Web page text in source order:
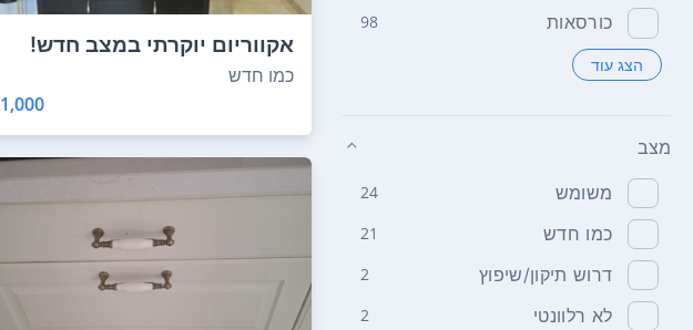
כורסאות 98
הצג עוד
מצב
משומש 24
כמו חדש 21
דרוש תיקון/שיפוץ 2
לא רלוונטי 2
אקווריום יוקרתי במצב חדש!
אקווריום איכות...
כמו חדש
1,000 ₪